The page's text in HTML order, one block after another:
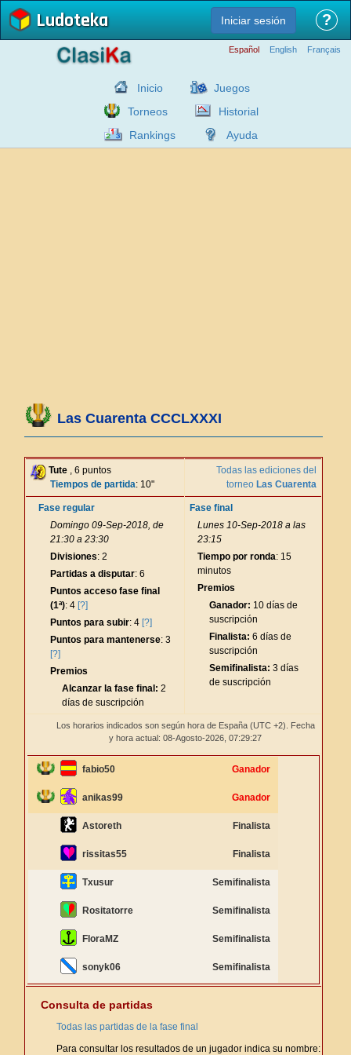
Ludoteka Iniciar sesión ?
Español English Français
Inicio
Juegos
Torneos
Historial
Rankings
Ayuda
Las Cuarenta CCCLXXXI
Tute , 6 puntos
Tiempos de partida: 10"
Todas las ediciones del
torneo Las Cuarenta
Fase regular
Domingo 09-Sep-2018, de
21:30 a 23:30
Divisiones: 2
Partidas a disputar: 6
Puntos acceso fase final
(1ª): 4 [?]
Puntos para subir: 4 [?]
Puntos para mantenerse: 3
[?]
Premios
Alcanzar la fase final: 2
días de suscripción
Fase final
Lunes 10-Sep-2018 a las
23:15
Tiempo por ronda: 15
minutos
Premios
Ganador: 10 días de
suscripción
Finalista: 6 días de
suscripción
Semifinalista: 3 días
de suscripción
Los horarios indicados son según hora de España (UTC +2). Fecha
y hora actual: 08-Agosto-2026, 07:29:27
fabio50 Ganador
anikas99 Ganador
Astoreth Finalista
rissitas55 Finalista
Txusur Semifinalista
Rositatorre Semifinalista
FloraMZ Semifinalista
sonyk06 Semifinalista
Consulta de partidas
Todas las partidas de la fase final
Para consultar los resultados de un jugador indica su nombre: